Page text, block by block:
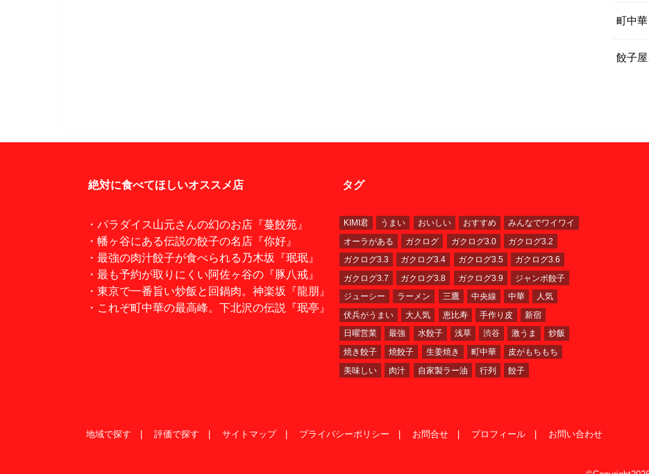
町中華
餃子
絶対に食べてほしいオススメ店
・パラダイス山元さんの幻のお店『蔓餃苑』
・幡ヶ谷にある伝説の餃子の名店『你好』
・最強の肉汁餃子が食べられる乃木坂『珉珉』
・最も予約が取りにくい阿佐ヶ谷の『豚八戒』
・東京で一番旨い炒飯と回鍋肉。神楽坂『龍朋』
・これぞ町中華の最高峰。下北沢の伝説『珉亭』
タグ
KIMI君 うまい おいしい おすすめ
みんなでワイワイ
オーラがある
ガクログ ガクログ3.0
ガクログ3.2
ガクログ3.3
ガクログ3.4 ガクログ3.5
ガクログ3.6
ガクログ3.7
ガクログ3.8 ガクログ3.9
ジャンボ餃子
ジューシー
ラーメン 三鷹 中央線 中華
人気
伏兵がうまい
大人気 恵比寿 手作り皮
新宿
日曜営業
最強 水餃子 浅草 渋谷 激うま
炒飯
焼き餃子
焼餃子 生姜焼き 町中華
皮がもちもち
美味しい
肉汁 自家製ラー油 行列 餃子
地域で探す 評価で探す サイトマップ プライバシーポリシー お問合せ プロフィール お問い合わせ